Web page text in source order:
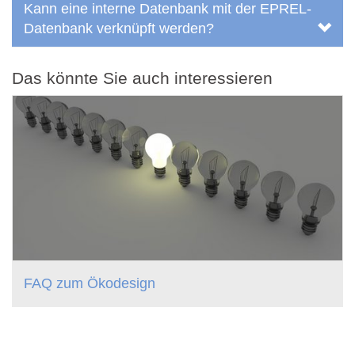
Kann eine interne Datenbank mit der EPREL-
Datenbank verknüpft werden?
Das könnte Sie auch interessieren
FAQ zum Ökodesign